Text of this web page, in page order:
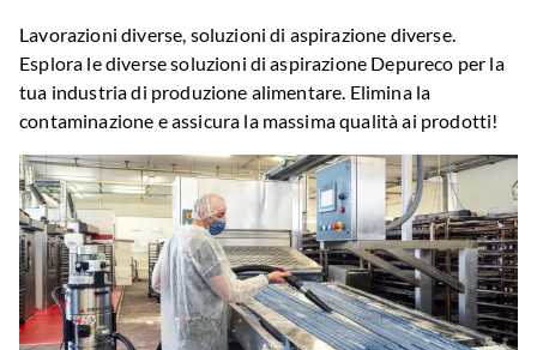
Lavorazioni diverse, soluzioni di aspirazione diverse.
Esplora le diverse soluzioni di aspirazione Depureco per la
tua industria di produzione alimentare. Elimina la
contaminazione e assicura la massima qualità ai prodotti!